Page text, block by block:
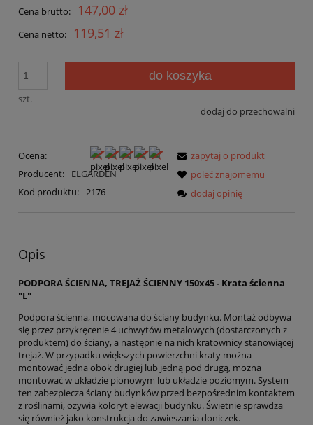
Cena brutto: 147,00 zł
Cena netto: 119,51 zł
szt.
do koszyka
dodaj do przechowalni
Ocena:
Producent:
ELGARDEN
Kod produktu: 2176
zapytaj o produkt
poleć znajomemu
dodaj opinię
Opis
PODPORA ŚCIENNA, TREJAŻ ŚCIENNY 150x45 - Krata ścienna
"L"
Podpora ścienna, mocowana do ściany budynku. Montaż odbywa
się przez przykręcenie 4 uchwytów metalowych (dostarczonych z
produktem) do ściany, a następnie na nich kratownicy stanowiącej
trejaż. W przypadku większych powierzchni kraty można
montować jedna obok drugiej lub jedną pod drugą, można
montować w układzie pionowym lub układzie poziomym. System
ten zabezpiecza ściany budynków przed bezpośrednim kontaktem
z roślinami, ożywia koloryt elewacji budynku. Świetnie sprawdza
się również jako konstrukcja do zawieszania doniczek.